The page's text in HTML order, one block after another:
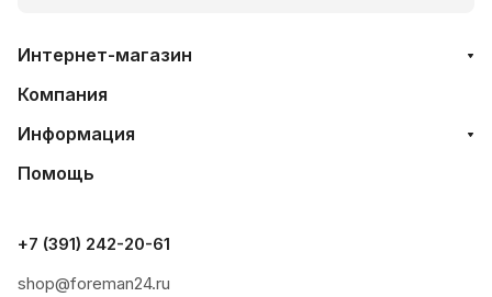
Интернет-магазин
Компания
Информация
Помощь
+7 (391) 242-20-61
shop@foreman24.ru